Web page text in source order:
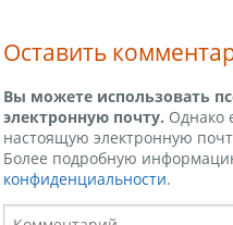
Оставить
Вы можете использовать
электронную почту. Однако
настоящую электронную
Более подробную
конфиденциальности.